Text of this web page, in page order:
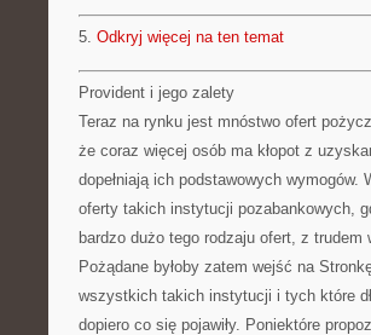
5. Odkryj więcej na ten temat
Provident i jego zalety
Teraz na rynku jest mnóstwo ofert
że coraz więcej osób ma kłopot z
dopełniają ich podstawowych
oferty takich instytucji pozabankowych,
bardzo dużo tego rodzaju ofert, z
Pożądane byłoby zatem wejść na
wszystkich takich instytucji i tych które
dopiero co się pojawiły. Poniektóre